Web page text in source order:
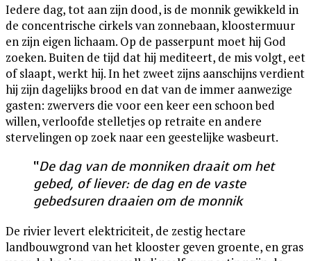
Iedere dag, tot aan zijn dood, is de monnik gewikkeld in
de concentrische cirkels van zonnebaan, kloostermuur
en zijn eigen lichaam. Op de passerpunt moet hij God
zoeken. Buiten de tijd dat hij mediteert, de mis volgt, eet
of slaapt, werkt hij. In het zweet zijns aanschijns verdient
hij zijn dagelijks brood en dat van de immer aanwezige
gasten: zwervers die voor een keer een schoon bed
willen, verloofde stelletjes op retraite en andere
stervelingen op zoek naar een geestelijke wasbeurt.
“De dag van de monniken draait om het
gebed, of liever: de dag en de vaste
gebedsuren draaien om de monnik
De rivier levert elektriciteit, de zestig hectare
landbouwgrond van het klooster geven groente, en gras